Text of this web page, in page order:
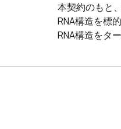
本契約のもと
RNA構造を標
RNA構造をタ